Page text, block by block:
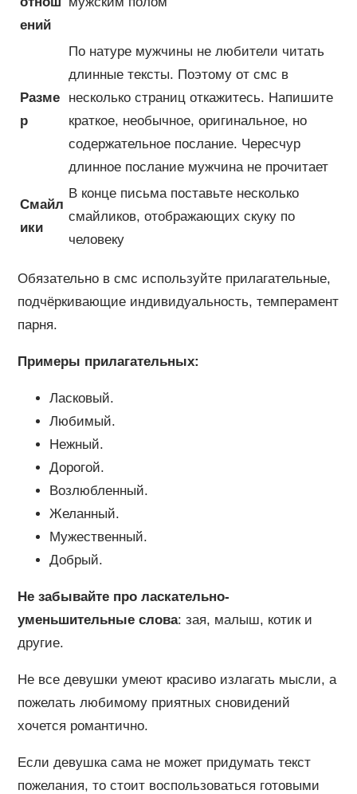
ений
Разме
р
По натуре мужчины не любители читать
длинные тексты. Поэтому от смс в
несколько страниц откажитесь. Напишите
краткое, необычное, оригинальное, но
содержательное послание. Чересчур
длинное послание мужчина не прочитает
Смайл
ики
В конце письма поставьте несколько
смайликов, отображающих скуку по
человеку
Обязательно в смс используйте прилагательные,
подчёркивающие индивидуальность, темперамент
парня.
Примеры прилагательных:
Ласковый.
Любимый.
Нежный.
Дорогой.
Возлюбленный.
Желанный.
Мужественный.
Добрый.
Не забывайте про ласкательно-
уменьшительные слова: зая, малыш, котик и
другие.
Не все девушки умеют красиво излагать мысли, а
пожелать любимому приятных сновидений
хочется романтично.
Если девушка сама не может придумать текст
пожелания, то стоит воспользоваться готовыми